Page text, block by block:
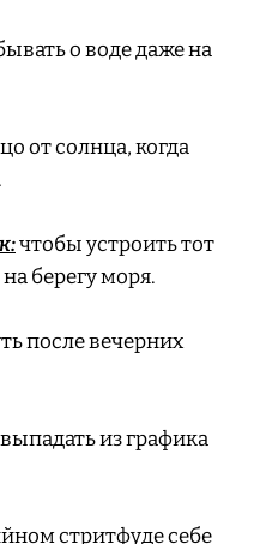
о воде даже на
от солнца, когда
чтобы устроить тот
берегу моря.
после вечерних
из графика
стритфуде себе